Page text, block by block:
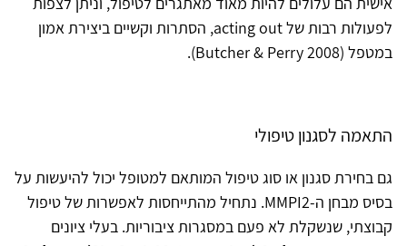
לפעולות רבות של acting out, הסתרות וקשיים ביצירת אמון
במטפל (Butcher & Perry 2008).
התאמה לסגנון טיפולי
גם בחירת סגנון או סוג טיפול המותאם למטופל יכול להיעשות על
בסיס מבחן ה-MMPI2. נתחיל מהתייחסות לאפשרות של טיפול
קבוצתי, שנשקלת לא פעם במסגרות ציבוריות. בעלי ציונים